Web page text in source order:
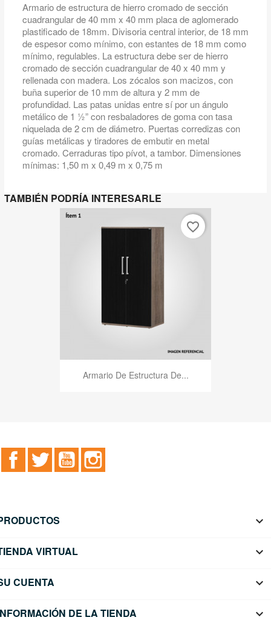
Armario de estructura de hierro cromado de sección
cuadrangular de 40 mm x 40 mm placa de aglomerado
plastificado de 18mm. Divisoria central interior, de 18 mm
de espesor como mínimo, con estantes de 18 mm como
mínimo, regulables. La estructura debe ser de hierro
cromado de sección cuadrangular de 40 x 40 mm y
rellenada con madera. Los zócalos son macizos, con
buña superior de 10 mm de altura y 2 mm de
profundidad. Las patas unidas entre sí por un ángulo
metálico de 1 ½” con resbaladores de goma con tasa
niquelada de 2 cm de diámetro. Puertas corredizas con
guías metálicas y tiradores de embutir en metal
cromado. Cerraduras tipo pívot, a tambor. Dimensiones
mínimas: 1,50 m x 0,49 m x 0,75 m
TAMBIÉN PODRÍA INTERESARLE
Armario De Estructura De...
favorite_border
FacebookTwitter YouTube

VIRTUAL 
CUENTA 
DE LA TIENDA keyboard_arrow_down